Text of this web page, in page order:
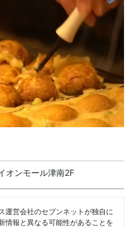
オンモール津南2F
運営会社のセブンネットが独自に
情報と異なる可能性があることを